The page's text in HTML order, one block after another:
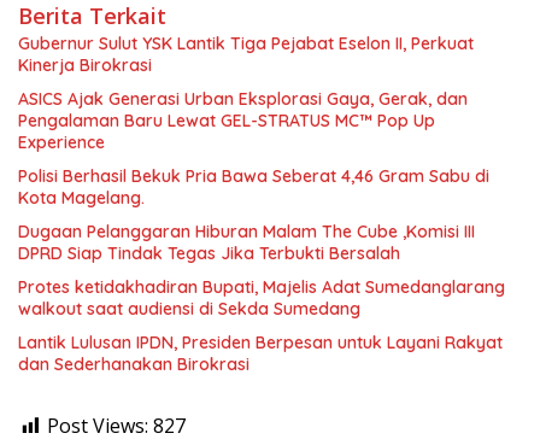
Berita Terkait
Gubernur Sulut YSK Lantik Tiga Pejabat Eselon II, Perkuat
Kinerja Birokrasi
ASICS Ajak Generasi Urban Eksplorasi Gaya, Gerak, dan
Pengalaman Baru Lewat GEL-STRATUS MC™ Pop Up
Experience
Polisi Berhasil Bekuk Pria Bawa Seberat 4,46 Gram Sabu di
Kota Magelang.
Dugaan Pelanggaran Hiburan Malam The Cube ,Komisi III
DPRD Siap Tindak Tegas Jika Terbukti Bersalah
Protes ketidakhadiran Bupati, Majelis Adat Sumedanglarang
walkout saat audiensi di Sekda Sumedang
Lantik Lulusan IPDN, Presiden Berpesan untuk Layani Rakyat
dan Sederhanakan Birokrasi
Post Views: 827